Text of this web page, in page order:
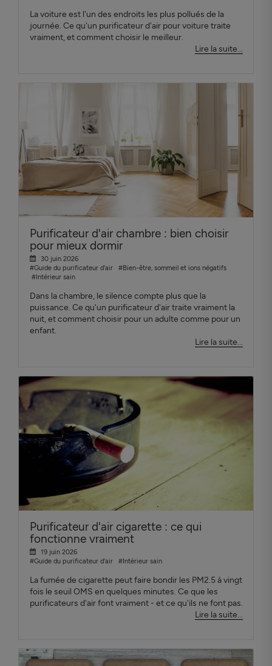
La voiture est l'un des endroits les plus pollués de la
journée. Ce qu'un purificateur d'air pour voiture traite
vraiment, et comment choisir le meilleur.
Lire la suite...
Purificateur d'air chambre : bien choisir
pour mieux dormir
30 juin 2026
#Guide du purificateur d'air
#Bien-être, sommeil et ions négatifs
#Intérieur sain
Dans la chambre, le silence compte plus que la
puissance. Ce qu'un purificateur d'air traite vraiment la
nuit, et comment choisir pour un adulte comme pour un
enfant.
Lire la suite...
Purificateur d'air cigarette : ce qui
fonctionne vraiment
19 juin 2026
#Guide du purificateur d'air
#Intérieur sain
La fumée de cigarette peut faire bondir les PM2.5 à vingt
fois le seuil OMS en quelques minutes. Ce que les
purificateurs d'air font vraiment - et ce qu'ils ne font pas.
Lire la suite...